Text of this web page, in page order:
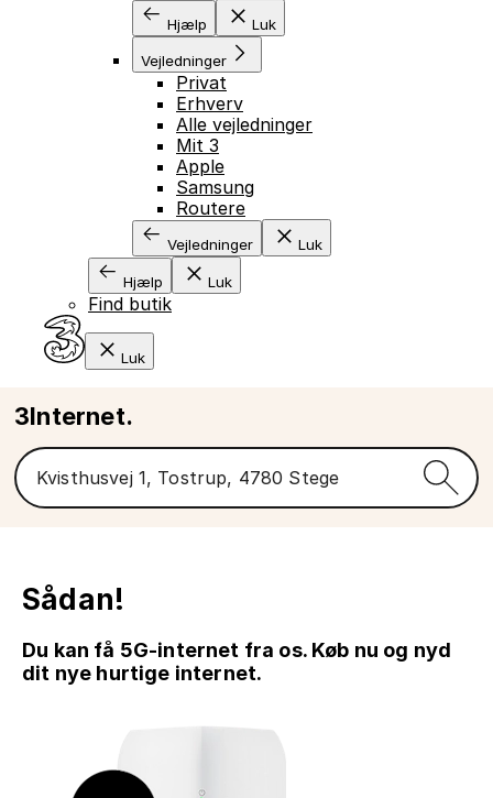
Hjælp Luk
Vejledninger
Privat
Erhverv
Alle vejledninger
Mit 3
Apple
Samsung
Routere
Vejledninger Luk
Hjælp Luk
Find butik
Luk
3Internet.
Sådan!
Du kan få 5G-internet fra os. Køb nu og nyd
dit nye hurtige internet.